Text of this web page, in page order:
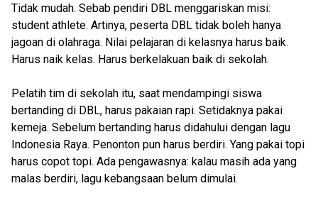
Tidak mudah. Sebab pendiri DBL menggariskan misi:
student athlete. Artinya, peserta DBL tidak boleh hanya
jagoan di olahraga. Nilai pelajaran di kelasnya harus baik.
Harus naik kelas. Harus berkelakuan baik di sekolah.
Pelatih tim di sekolah itu, saat mendampingi siswa
bertanding di DBL, harus pakaian rapi. Setidaknya pakai
kemeja. Sebelum bertanding harus didahului dengan lagu
Indonesia Raya. Penonton pun harus berdiri. Yang pakai topi
harus copot topi. Ada pengawasnya: kalau masih ada yang
malas berdiri, lagu kebangsaan belum dimulai.